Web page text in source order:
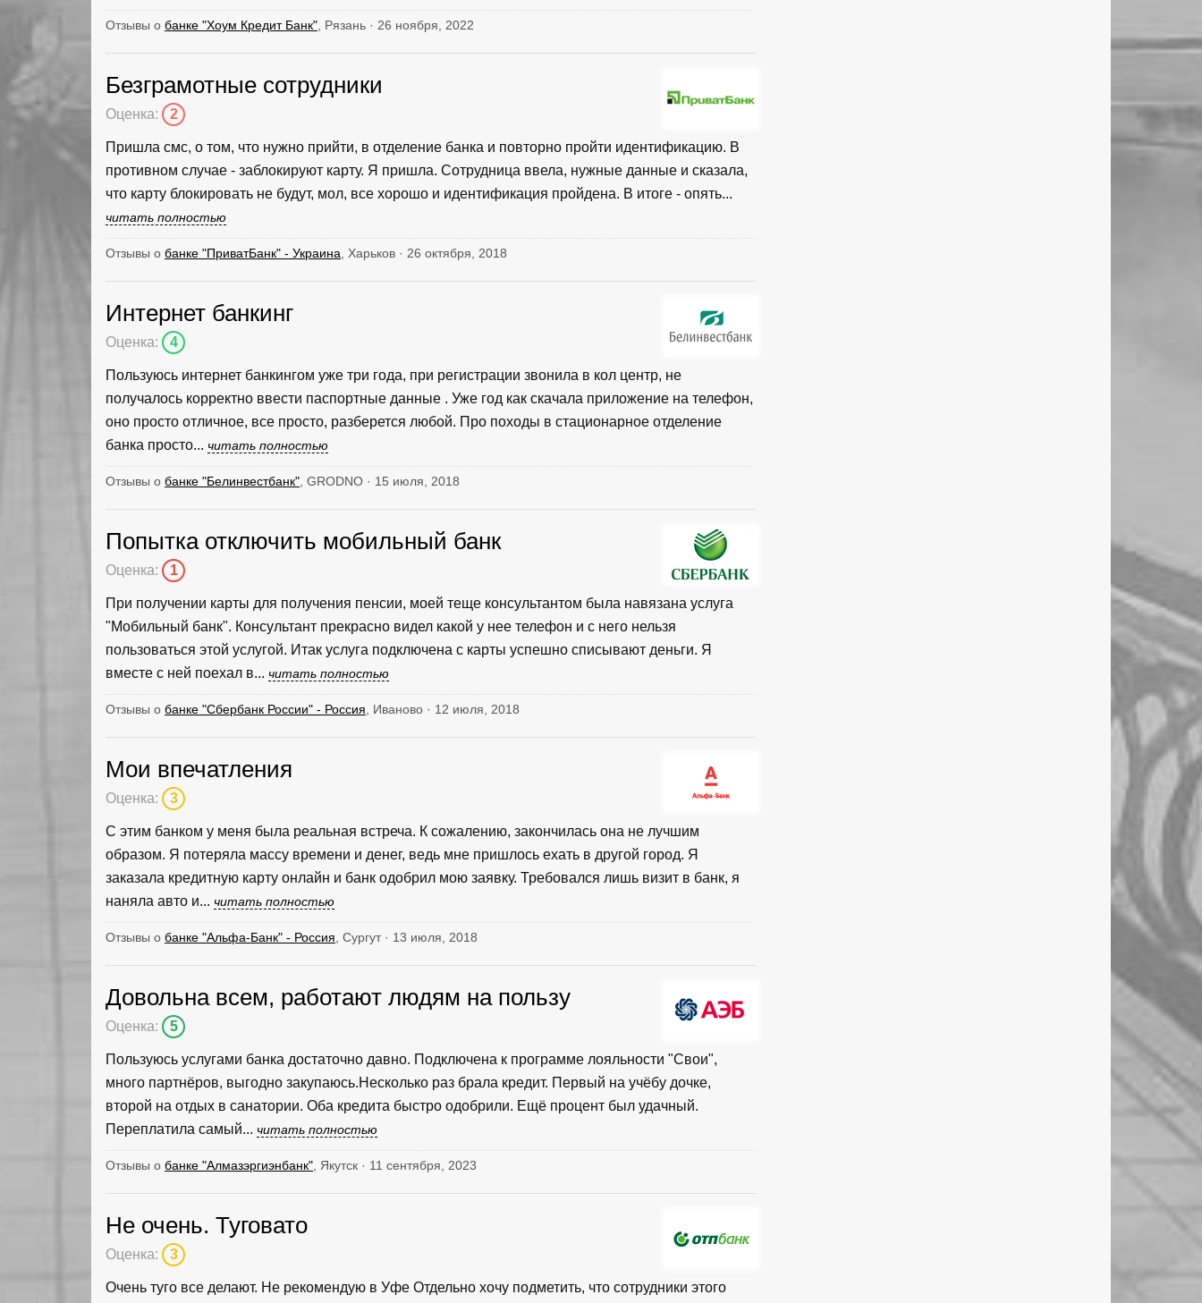
Отзывы о банке "Хоум Кредит Банк" , Рязань · 26 ноября, 2022
Безграмотные сотрудники
Оценка: 2
Пришла смс, о том, что нужно прийти, в отделение банка и повторно пройти идентификацию. В
противном случае - заблокируют карту. Я пришла. Сотрудница ввела, нужные данные и сказала,
что карту блокировать не будут, мол, все хорошо и идентификация пройдена. В итоге - опять...
читать полностью
Отзывы о банке "ПриватБанк" - Украина , Харьков · 26 октября, 2018
Интернет банкинг
Оценка: 4
Пользуюсь интернет банкингом уже три года, при регистрации звонила в кол центр, не
получалось корректно ввести паспортные данные . Уже год как скачала приложение на телефон,
оно просто отличное, все просто, разберется любой. Про походы в стационарное отделение
банка просто... читать полностью
Отзывы о банке "Белинвестбанк" , GRODNO · 15 июля, 2018
Попытка отключить мобильный банк
Оценка: 1
При получении карты для получения пенсии, моей теще консультантом была навязана услуга
"Мобильный банк". Консультант прекрасно видел какой у нее телефон и с него нельзя
пользоваться этой услугой. Итак услуга подключена с карты успешно списывают деньги. Я
вместе с ней поехал в... читать полностью
Отзывы о банке "Сбербанк России" - Россия , Иваново · 12 июля, 2018
Мои впечатления
Оценка: 3
С этим банком у меня была реальная встреча. К сожалению, закончилась она не лучшим
образом. Я потеряла массу времени и денег, ведь мне пришлось ехать в другой город. Я
заказала кредитную карту онлайн и банк одобрил мою заявку. Требовался лишь визит в банк, я
наняла авто и... читать полностью
Отзывы о банке "Альфа-Банк" - Россия , Сургут · 13 июля, 2018
Довольна всем, работают людям на пользу
Оценка: 5
Пользуюсь услугами банка достаточно давно. Подключена к программе лояльности "Свои",
много партнёров, выгодно закупаюсь.Несколько раз брала кредит. Первый на учёбу дочке,
второй на отдых в санатории. Оба кредита быстро одобрили. Ещё процент был удачный.
Переплатила самый... читать полностью
Отзывы о банке "Алмазэргиэнбанк" , Якутск · 11 сентября, 2023
Не очень. Туговато
Оценка: 3
Очень туго все делают. Не рекомендую в Уфе Отдельно хочу подметить, что сотрудники этого